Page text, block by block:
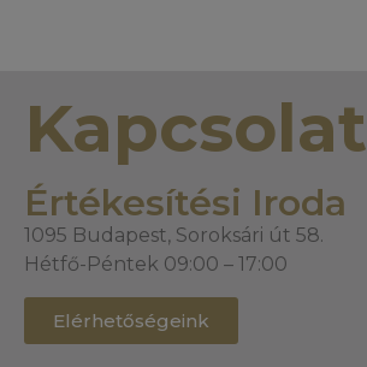
Kapcsolat
Értékesítési Iroda
1095 Budapest, Soroksári út 58.
Hétfő-Péntek 09:00 – 17:00
Elérhetőségeink